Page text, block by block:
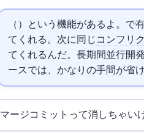
rerere（Reuse Recorded Resolution）という機能があるよ。git config
てくれる。次に同じ コンフリ
てくれるんだ。長期間並行開
ースでは、かなりの手間が省け
マージコミットって消しちゃい